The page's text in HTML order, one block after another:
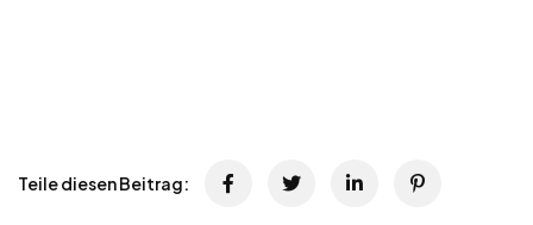
Teile diesen Beitrag: